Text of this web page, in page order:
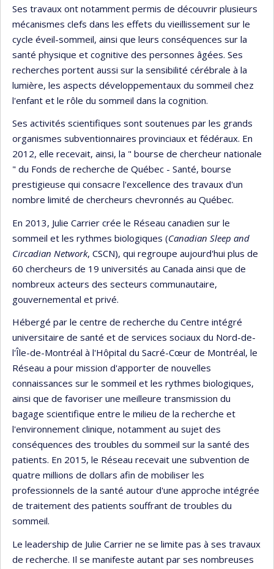
Ses travaux ont notamment permis de découvrir plusieurs
mécanismes clefs dans les effets du vieillissement sur le
cycle éveil-sommeil, ainsi que leurs conséquences sur la
santé physique et cognitive des personnes âgées. Ses
recherches portent aussi sur la sensibilité cérébrale à la
lumière, les aspects développementaux du sommeil chez
l'enfant et le rôle du sommeil dans la cognition.
Ses activités scientifiques sont soutenues par les grands
organismes subventionnaires provinciaux et fédéraux. En
2012, elle recevait, ainsi, la " bourse de chercheur nationale
" du Fonds de recherche de Québec - Santé, bourse
prestigieuse qui consacre l'excellence des travaux d'un
nombre limité de chercheurs chevronnés au Québec.
En 2013, Julie Carrier crée le Réseau canadien sur le
sommeil et les rythmes biologiques (Canadian Sleep and
Circadian Network, CSCN), qui regroupe aujourd'hui plus de
60 chercheurs de 19 universités au Canada ainsi que de
nombreux acteurs des secteurs communautaire,
gouvernemental et privé.
Hébergé par le centre de recherche du Centre intégré
universitaire de santé et de services sociaux du Nord-de-
l'Île-de-Montréal à l'Hôpital du Sacré-Cœur de Montréal, le
Réseau a pour mission d'apporter de nouvelles
connaissances sur le sommeil et les rythmes biologiques,
ainsi que de favoriser une meilleure transmission du
bagage scientifique entre le milieu de la recherche et
l'environnement clinique, notamment au sujet des
conséquences des troubles du sommeil sur la santé des
patients. En 2015, le Réseau recevait une subvention de
quatre millions de dollars afin de mobiliser les
professionnels de la santé autour d'une approche intégrée
de traitement des patients souffrant de troubles du
sommeil.
Le leadership de Julie Carrier ne se limite pas à ses travaux
de recherche. Il se manifeste autant par ses nombreuses